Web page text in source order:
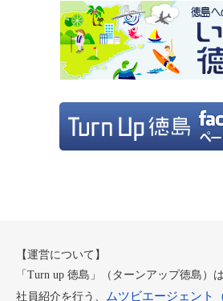
【運営について】
「Turn up 徳島」（ターンアップ徳島）
社員紹介を行う、
ムツビエージェント